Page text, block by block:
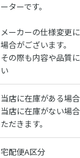
ーターです。
メーカーの仕様変更
場合がございます。
その際も内容や品質
い
当店に在庫がある場
当店に在庫がない場
ただきます。
宅配便A区分